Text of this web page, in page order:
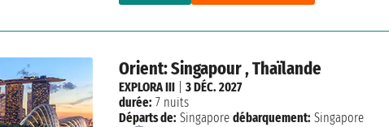
Orient: Singapour , Thaïlande
EXPLORA III |3 DÉC. 2027
durée: 7 nuits
Départs de: Singapore débarquement: Singapore